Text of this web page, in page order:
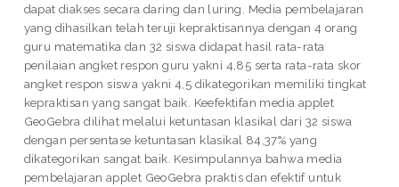
dapat diakses secara daring dan luring. Media pembelajaran
yang dihasilkan telah teruji kepraktisannya dengan 4 orang
guru matematika dan 32 siswa didapat hasil rata-rata
penilaian angket respon guru yakni 4,85 serta rata-rata skor
angket respon siswa yakni 4,5 dikategorikan memiliki tingkat
kepraktisan yang sangat baik. Keefektifan media applet
GeoGebra dilihat melalui ketuntasan klasikal dari 32 siswa
dengan persentase ketuntasan klasikal 84,37% yang
dikategorikan sangat baik. Kesimpulannya bahwa media
pembelajaran applet GeoGebra praktis dan efektif untuk